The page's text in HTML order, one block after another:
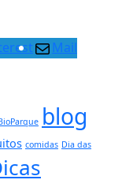
Mail
blog
comidas Dia das